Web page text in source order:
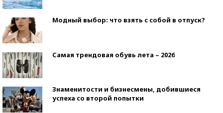
Модный выбор: что взять с собой в отпуск?
Самая трендовая обувь лета – 2026
Знаменитости и бизнесмены, добившиеся
успеха со второй попытки